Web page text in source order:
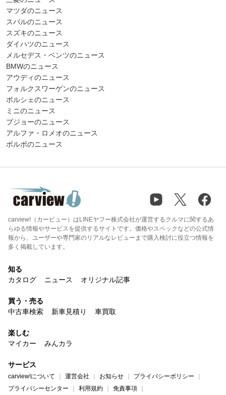
マツダのニュース
スバルのニュース
スズキのニュース
ダイハツのニュース
メルセデス・ベンツのニュース
BMWのニュース
アウディのニュース
フォルクスワーゲンのニュース
ポルシェのニュース
ミニのニュース
プジョーのニュース
アルファ・ロメオのニュース
ボルボのニュース
carview!（カービュー）はLINEヤフー株式会社が運営するクルマに関するあ
らゆる情報やサービスを提供するサイトです。価格やスペックなどの公式情
報から、ユーザーや専門家のリアルなレビューまで購入検討に役立つ情報を
多く掲載しています。
知る
カタログ
ニュース オリジナル記事
買う・売る
中古車検索
新車見積り 車買取
楽しむ
マイカー
みんカラ
サービス
carview!について 運営会社 お知らせ
プライバシーポリシー
プライバシーセンター
利用規約 免責事項